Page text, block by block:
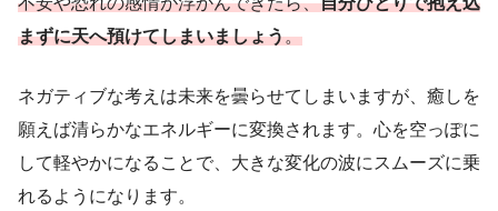
まずに天へ預けてしまいましょう。
ネガティブな考えは未来を曇らせてしまいますが、癒しを
願えば清らかなエネルギーに変換されます。心を空っぽに
して軽やかになることで、大きな変化の波にスムーズに乗
れるようになります。